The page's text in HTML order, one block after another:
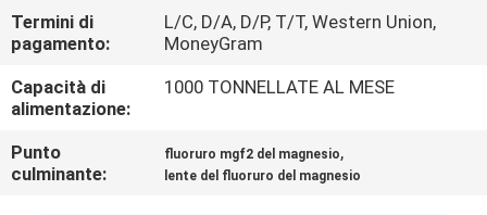
CONTATTACI
NOTIZIE
CASI
Termini di
pagamento:
L/C, D/A, D/P, T/T, Western Union,
MoneyGram
Capacità di
alimentazione:
1000 TONNELLATE AL MESE
Punto
culminante:
fluoruro mgf2 del magnesio,
lente del fluoruro del magnesio